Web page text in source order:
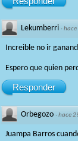
Lekumberri ·hace
Increible no ir
Espero que quien
Responder
Orbegozo ·hace
Juampa Barros